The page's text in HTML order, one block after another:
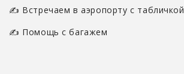
✍ Встречаем в аэропорту с табличкой
✍ Помощь с багажем